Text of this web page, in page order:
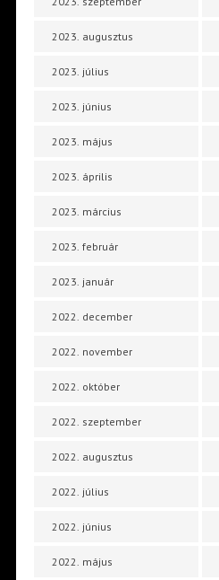
2023. augusztus
2023. július
2023. június
2023. május
2023. április
2023. március
2023. február
2023. január
2022. december
2022. november
2022. október
2022. szeptember
2022. augusztus
2022. július
2022. június
2022. május